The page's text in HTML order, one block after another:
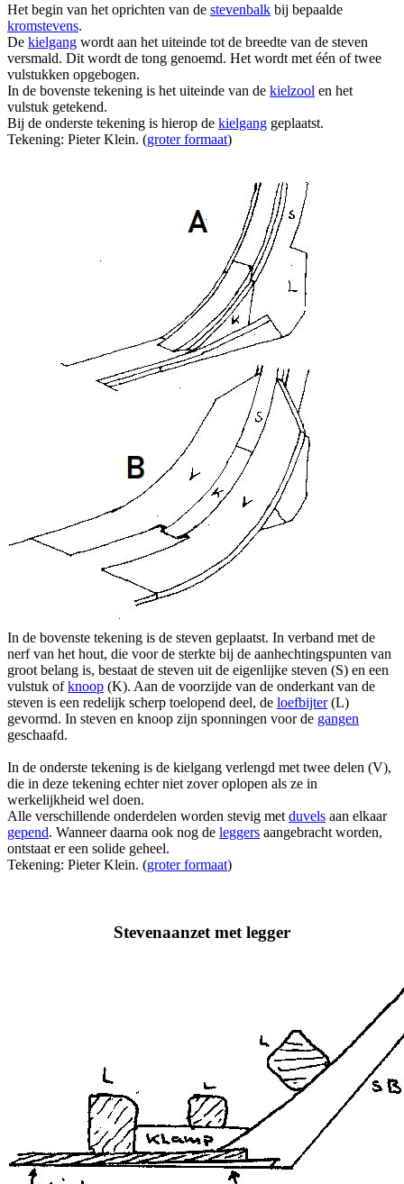
Het begin van het oprichten van de stevenbalk bij bepaalde
kromstevens.
De kielgang wordt aan het uiteinde tot de breedte van de steven
versmald. Dit wordt de tong genoemd. Het wordt met één of twee
vulstukken opgebogen.
In de bovenste tekening is het uiteinde van de kielzool en het
vulstuk getekend.
Bij de onderste tekening is hierop de kielgang geplaatst.
Tekening: Pieter Klein. (groter formaat)
In de bovenste tekening is de steven geplaatst. In verband met de
nerf van het hout, die voor de sterkte bij de aanhechtingspunten van
groot belang is, bestaat de steven uit de eigenlijke steven (S) en een
vulstuk ofknoop (K). Aan de voorzijde van de onderkant van de
steven is een redelijk scherp toelopend deel, de loefbijter(L)
gevormd. In steven en knoop zijn sponningen voor de gangen
geschaafd.
In de onderste tekening is de kielgang verlengd met twee delen (V),
die in deze tekening echter niet zover oplopen als ze in
werkelijkheid wel doen.
Alle verschillende onderdelen worden stevig met duvels aan elkaar
gepend. Wanneer daarna ook nog de leggers aangebracht worden,
ontstaat er een solide geheel.
Tekening: Pieter Klein. (groter formaat)
Stevenaanzet met legger